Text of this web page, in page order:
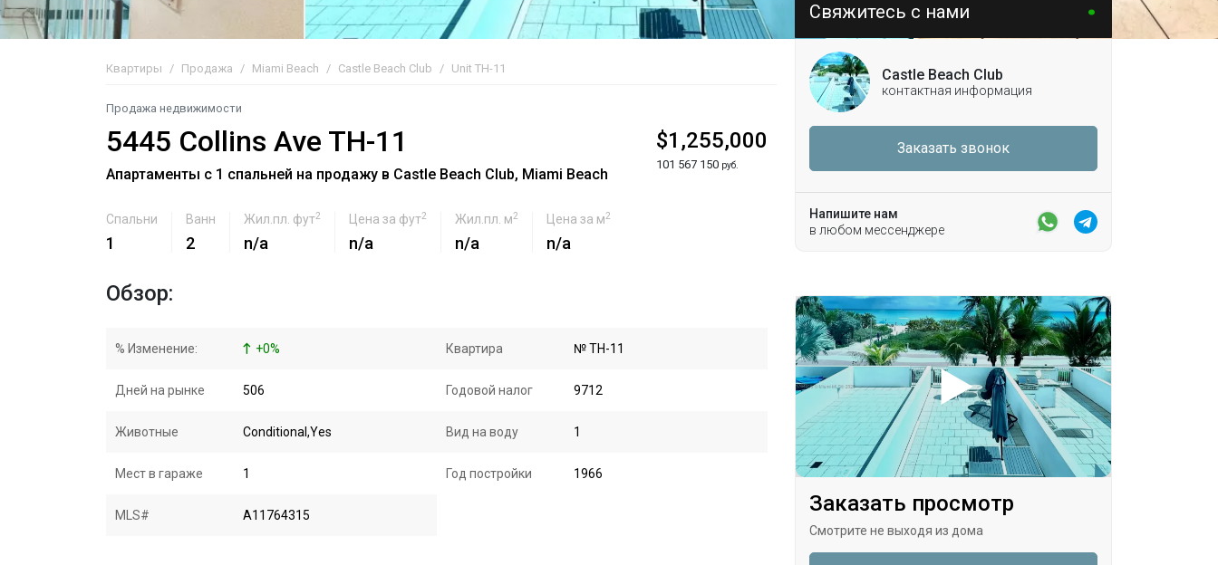
Квартиры Продажа Miami Beach Castle Beach Club Unit TH-11
Продажа недвижимости
5445 Collins Ave TH-11
Апартаменты с 1 спальней на продажу в Castle Beach Club, Miami Beach
$1,255,000
101 567 150 руб.
Спальни
1
Ванн
2
Жил.пл. фут2
n/a
Цена за фут2
n/a
Жил.пл. м2
n/a
Цена за м2
n/a
Обзор:
% Изменение: +0% Квартира № TH-11
Дней на рынке 506 Годовой налог 9712
Животные Conditional,Yes Вид на воду 1
Мест в гараже 1 Год постройки 1966
MLS# A11764315
Свяжитесь с нами
Castle Beach Club
контактная информация
Заказать звонок
Напишите нам
в любом мессенджере
Заказать просмотр
Смотрите не выходя из дома